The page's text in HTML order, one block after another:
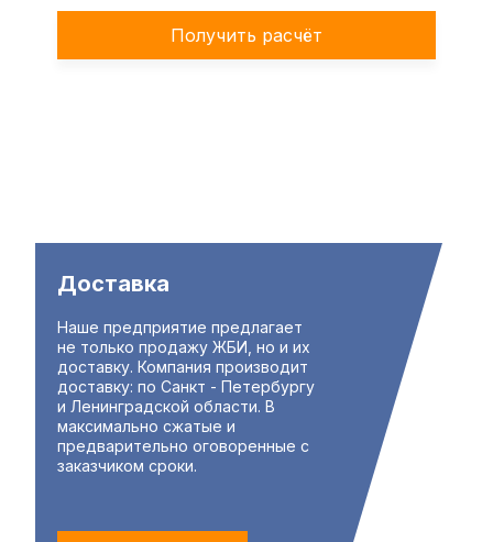
Получить расчёт
Доставка
Наше предприятие предлагает
не только продажу ЖБИ, но и их
доставку. Компания производит
доставку: по Санкт - Петербургу
и Ленинградской области. В
максимально сжатые и
предварительно оговоренные с
заказчиком сроки.